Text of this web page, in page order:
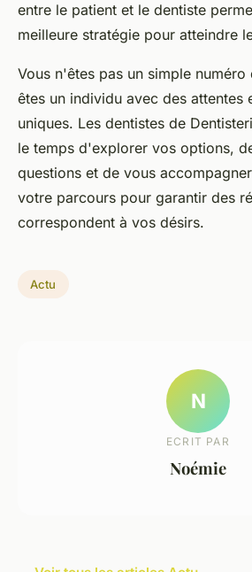
entre le patient et le dentiste
meilleure stratégie pour atteindre
Vous n'êtes pas un simple
êtes un individu avec des attentes
uniques. Les dentistes de
le temps d'explorer vos options,
questions et de vous
votre parcours pour garantir des
correspondent à vos désirs.
Actu
N
ECRIT PAR
Noémie